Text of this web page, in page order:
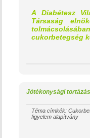
A Diabétesz
Társaság
cukorbetegség
Jótékonysági
Téma címkék:
figyelem alapítvány